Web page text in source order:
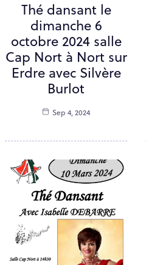
Thé dansant le
dimanche 6
octobre 2024 salle
Cap Nort à Nort sur
Erdre avec Silvère
Burlot
Sep 4, 2024